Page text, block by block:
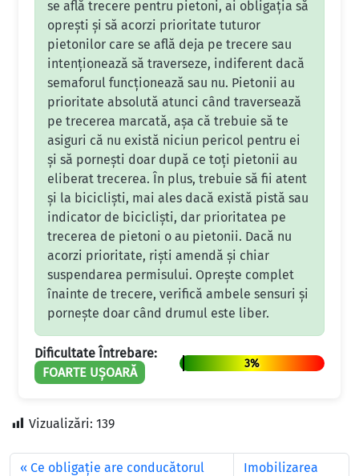
se află trecere pentru pietoni, ai obligația să
oprești și să acorzi prioritate tuturor
pietonilor care se află deja pe trecere sau
intenționează să traverseze, indiferent dacă
semaforul funcționează sau nu. Pietonii au
prioritate absolută atunci când traversează
pe trecerea marcată, așa că trebuie să te
asiguri că nu există niciun pericol pentru ei
și să pornești doar după ce toți pietonii au
eliberat trecerea. În plus, trebuie să fii atent
și la bicicliști, mai ales dacă există pistă sau
indicator de bicicliști, dar prioritatea pe
trecerea de pietoni o au pietonii. Dacă nu
acorzi prioritate, riști amendă și chiar
suspendarea permisului. Oprește complet
înainte de trecere, verifică ambele sensuri și
pornește doar când drumul este liber.
Dificultate Întrebare:
FOARTE UȘOARĂ
3%
Vizualizări: 139
Ce obligaţie are conducătorul
Imobilizarea